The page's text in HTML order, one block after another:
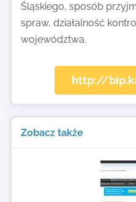
Kontakt
Śląskiego, sposób
spraw, działalność
województwa.
http://
Zobacz także